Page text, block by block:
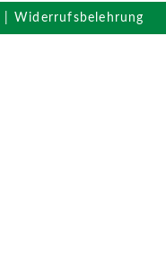
Widerrufsbelehrung